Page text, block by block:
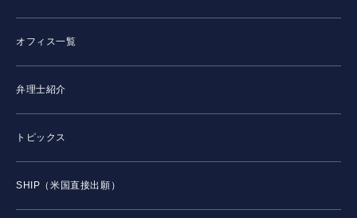
オフィス一覧
弁理士紹介
トピックス
SHIP（米国直接出願）